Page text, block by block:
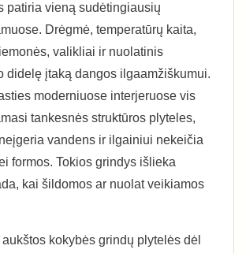
patiria vieną sudėtingiausių
Drėgmė, temperatūrų kaita,
valikliai ir nuolatinis
didelę įtaką dangos ilgaamžiškumui.
moderniuose interjeruose vis
tankesnės struktūros plyteles,
vandens ir ilgainiui nekeičia
formos. Tokios grindys išlieka
kai šildomos ar nuolat veikiamos
aukštos kokybės grindų plytelės dėl